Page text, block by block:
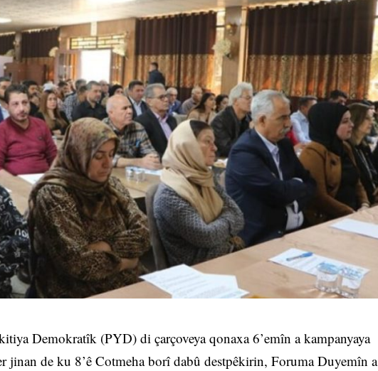
Demokratîk (PYD) di çarçoveya qonaxa 6’emîn a kampanyaya
jinan de ku 8’ê Cotmeha borî dabû destpêkirin, Foruma Duyemîn a